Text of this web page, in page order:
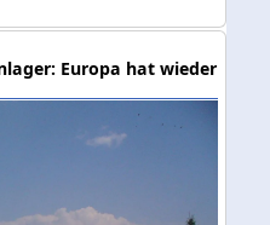
Europa hat wieder